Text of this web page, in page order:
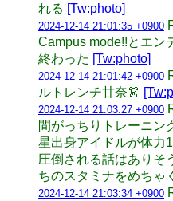
れる [Tw:photo]
2024-12-14 21:01:35 +0900
Campus mode!!とエン
終わった [Tw:photo]
2024-12-14 21:01:42 +0900
ルトレンチ甘奈👗
2024-12-14 21:03:27 +0900
間がっちりトレーニン
星出身アイドルが体力
圧倒される話はありそ
ちのスタミナをめちゃ
2024-12-14 21:03:34 +0900